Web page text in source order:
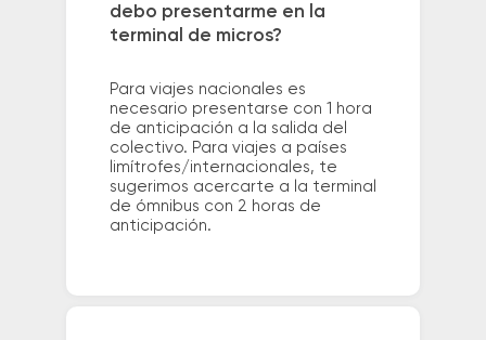
debo presentarme en la
terminal de micros?
Para viajes nacionales es
necesario presentarse con 1 hora
de anticipación a la salida del
colectivo. Para viajes a países
limítrofes/internacionales, te
sugerimos acercarte a la terminal
de ómnibus con 2 horas de
anticipación.